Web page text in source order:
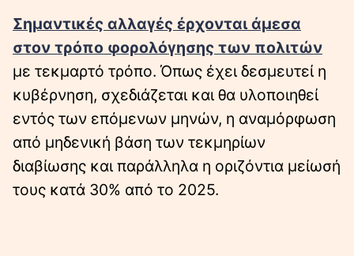
Σημαντικές αλλαγές έρχονται άμεσα
στον τρόπο φορολόγησης των πολιτών
με τεκμαρτό τρόπο. Όπως έχει δεσμευτεί η
κυβέρνηση, σχεδιάζεται και θα υλοποιηθεί
εντός των επόμενων μηνών, η αναμόρφωση
από μηδενική βάση των τεκμηρίων
διαβίωσης και παράλληλα η οριζόντια μείωσή
τους κατά 30% από το 2025.